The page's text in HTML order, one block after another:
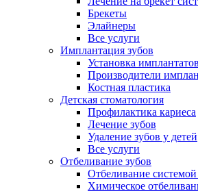
Брекеты
Элайнеры
Все услуги
Имплантация зубов
Установка имплантатов
Производители
Костная пластика
Детская стоматология
Профилактика кариеса
Лечение зубов
Удаление зубов у детей
Все услуги
Отбеливание зубов
Отбеливание
Химическое